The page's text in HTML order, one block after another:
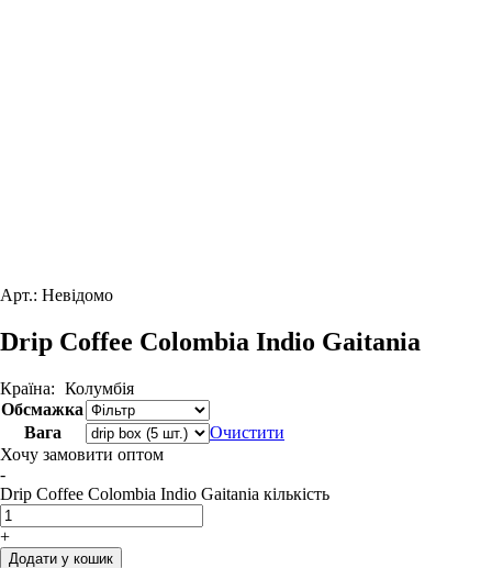
Арт.: Невідомо
Drip Coffee Colombia Indio Gaitania
Країна: Колумбія
Обсмажка
Вага
Очистити
Хочу замовити оптом
-
Drip Coffee Colombia Indio Gaitania кількість
+
Додати у кошик